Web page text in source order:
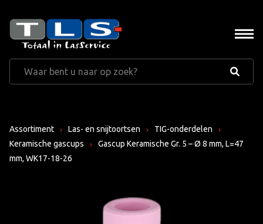
Assortiment Las- en snijtoortsen
TIG-onderdelen
Keramische gascups
Gascup Keramische Gr. 5 – Ø 8 mm, L=47
mm, WK17-18-26